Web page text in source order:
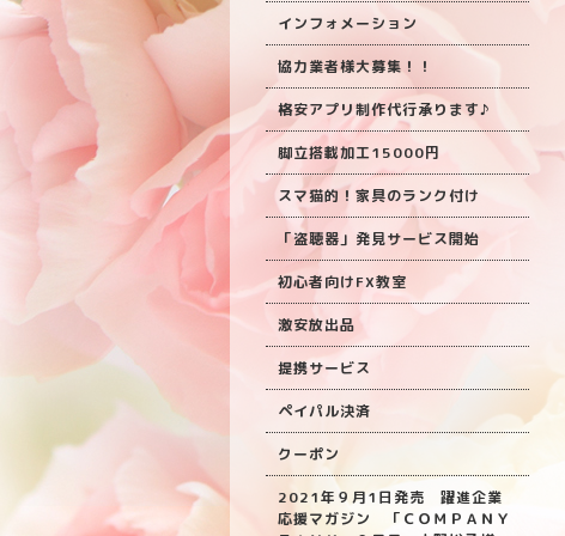
インフォメーション
協力業者様大募集！！
格安アプリ制作代行承ります♪
脚立搭載加工15000円
スマ猫的！家具のランク付け
「盗聴器」発見サービス開始
初心者向けFX教室
激安放出品
提携サービス
ペイパル決済
クーポン
2021年９月1日発売 躍進企業
応援マガジン 「ＣＯＭＰＡＮＹ